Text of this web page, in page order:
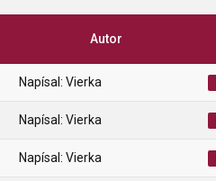
Autor
Napísal: Vierka
Napísal: Vierka
Napísal: Vierka